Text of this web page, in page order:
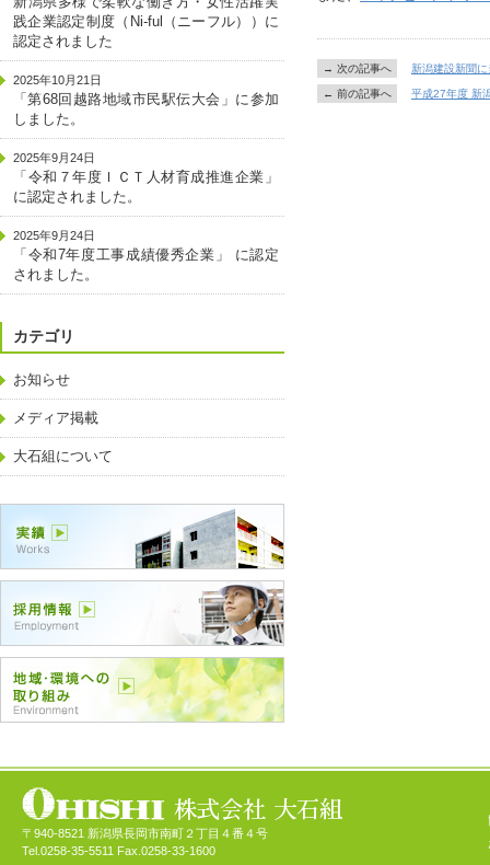
→ 次の記事へ 新潟建設新聞
← 前の記事へ 平成27年度 新
践企業認定制度（Ni-ful（ニーフル））に
認定されました
2025年10月21日
「第68回越路地域市民駅伝大会」に参加
しました。
2025年9月24日
「令和７年度ＩＣＴ人材育成推進企業」
に認定されました。
2025年9月24日
「令和7年度工事成績優秀企業」 に認定
されました。
カテゴリ
お知らせ
メディア掲載
大石組について
〒940-8521 新潟県長岡市南町２丁目４番４号
Tel.0258-35-5511 Fax.0258-33-1600